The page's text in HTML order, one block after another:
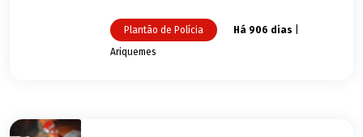
Plantão de Polícia Há 906 dias
Ariquemes